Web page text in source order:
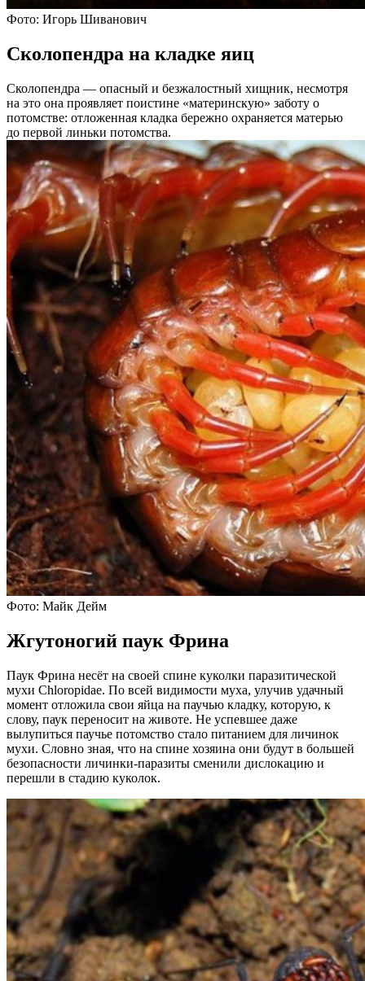
Фото: Игорь Шиванович
Сколопендра на кладке яиц
Сколопендра — опасный и безжалостный хищник, несмотря
на это она проявляет поистине «материнскую» заботу о
потомстве: отложенная кладка бережно охраняется матерью
до первой линьки потомства.
Фото: Майк Дейм
Жгутоногий паук Фрина
Паук Фрина несёт на своей спине куколки паразитической
мухи Chloropidae. По всей видимости муха, улучив удачный
момент отложила свои яйца на паучью кладку, которую, к
слову, паук переносит на животе. Не успевшее даже
вылупиться паучье потомство стало питанием для личинок
мухи. Словно зная, что на спине хозяина они будут в большей
безопасности личинки-паразиты сменили дислокацию и
перешли в стадию куколок.